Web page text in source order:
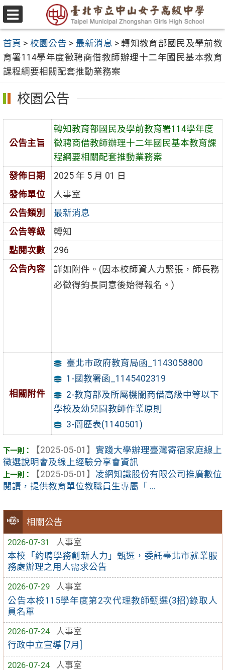
跳
至
要
內
容
區
選
單
首頁 > 校園公告 > 最新消息 >轉知教育部國民及學前教
育署114學年度徵聘商借教師辦理十二年國民基本教育
課程綱要相關配套推動業務案
相關公告
2026-07-31
人事室
本校「約聘學務創新人力」甄選，委託臺北市就業服
務處辦理之用人需求公告
2026-07-29
人事室
公告本校115學年度第2次代理教師甄選(3招)錄取人
員名單
2026-07-24
人事室
行政中立宣導 [7月]
2026-07-24
人事室
校園公告
公告主旨
轉知教育部國民及學前教育署114學年度
徵聘商借教師辦理十二年國民基本教育課
程綱要相關配套推動業務案
發佈日期
2025 年 5 月 01 日
發佈單位
人事室
公告類別
最新消息
公告等級
轉知
點閱次數
296
公告內容
詳如附件。(因本校師資人力緊張，師長務
必徵得鈞長同意後始得報名。)
相關附件
臺北市政府教育局函_1143058800
1-國教署函_1145402319
2-教育部及所屬機關商借高級中等以下
學校及幼兒園教師作業原則
3-簡歷表(1140501)
【2025-05-01】 實踐大學辦理臺灣寄宿家庭線上
徵選說明會及線上經驗分享會資訊
【2025-05-01】 凌網知識股份有限公司推廣數位
閱讀，提供教育單位教職員生專屬「 ...